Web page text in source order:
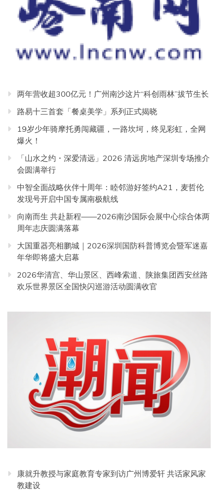
两年营收超300亿元！广州南沙这片“科创雨林”拔节生长
路易十三首套「餐桌美学」系列正式揭晓
19岁少年骑摩托勇闯藏疆，一路坎坷，终见彩虹，全网
爆火！
「山水之约・深爱清远」2026 清远房地产深圳专场推介
会圆满举行
中智全面战略伙伴十周年：睦邻游好签约A21，麦哲伦
发现号开启中国专属南极航线
向南而生 共赴新程——2026南沙国际会展中心综合体两
周年志庆圆满落幕
大国重器亮相鹏城｜2026深圳国防科普博览会暨军迷嘉
年华即将盛大启幕
2026华清宫、华山景区、西峰索道、陕旅集团西安丝路
欢乐世界景区全国快闪巡游活动圆满收官
康就升教授与家庭教育专家到访广州博爱轩 共话家风家
教建设